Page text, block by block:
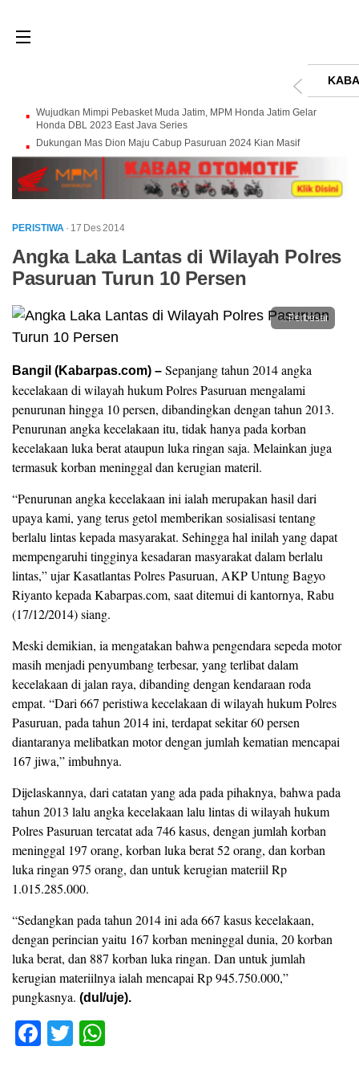
Wujudkan Mimpi Pebasket Muda Jatim, MPM Honda Jatim Gelar
Honda DBL 2023 East Java Series
Dukungan Mas Dion Maju Cabup Pasuruan 2024 Kian Masif
PERISTIWA · 17 Des 2014
Angka Laka Lantas di Wilayah Polres
Pasuruan Turun 10 Persen
Perbesar
Bangil (Kabarpas.com) – Sepanjang tahun 2014 angka
kecelakaan di wilayah hukum Polres Pasuruan mengalami
penurunan hingga 10 persen, dibandingkan dengan tahun 2013.
Penurunan angka kecelakaan itu, tidak hanya pada korban
kecelakaan luka berat ataupun luka ringan saja. Melainkan juga
termasuk korban meninggal dan kerugian materil.
“Penurunan angka kecelakaan ini ialah merupakan hasil dari
upaya kami, yang terus getol memberikan sosialisasi tentang
berlalu lintas kepada masyarakat. Sehingga hal inilah yang dapat
mempengaruhi tingginya kesadaran masyarakat dalam berlalu
lintas,” ujar Kasatlantas Polres Pasuruan, AKP Untung Bagyo
Riyanto kepada Kabarpas.com, saat ditemui di kantornya, Rabu
(17/12/2014) siang.
Meski demikian, ia mengatakan bahwa pengendara sepeda motor
masih menjadi penyumbang terbesar, yang terlibat dalam
kecelakaan di jalan raya, dibanding dengan kendaraan roda
empat. “Dari 667 peristiwa kecelakaan di wilayah hukum Polres
Pasuruan, pada tahun 2014 ini, terdapat sekitar 60 persen
diantaranya melibatkan motor dengan jumlah kematian mencapai
167 jiwa,” imbuhnya.
Dijelaskannya, dari catatan yang ada pada pihaknya, bahwa pada
tahun 2013 lalu angka kecelakaan lalu lintas di wilayah hukum
Polres Pasuruan tercatat ada 746 kasus, dengan jumlah korban
meninggal 197 orang, korban luka berat 52 orang, dan korban
luka ringan 975 orang, dan untuk kerugian materiil Rp
1.015.285.000.
“Sedangkan pada tahun 2014 ini ada 667 kasus kecelakaan,
dengan perincian yaitu 167 korban meninggal dunia, 20 korban
luka berat, dan 887 korban luka ringan. Dan untuk jumlah
kerugian materiilnya ialah mencapai Rp 945.750.000,”
pungkasnya. (dul/uje).
F
T